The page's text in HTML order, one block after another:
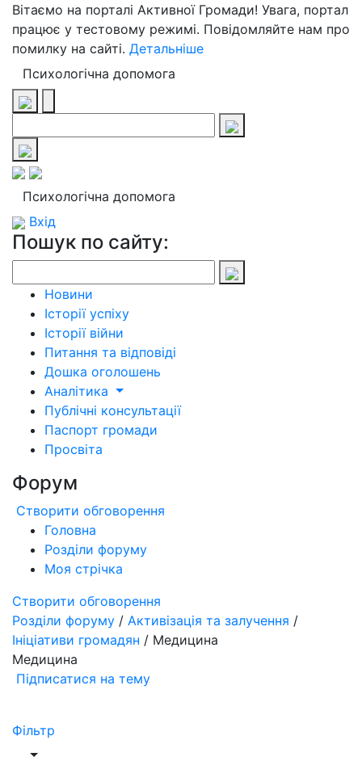
Вітаємо на порталі Активної Громади! Увага, портал
працює у тестовому режимі. Повідомляйте нам про
помилку на сайті. Детальніше
Психологічна допомога
Психологічна допомога
Вхід
Пошук по сайту:
Новини
Історії успіху
Історії війни
Питання та відповіді
Дошка оголошень
Аналітика
Публічні консультації
Паспорт громади
Просвіта
Форум
Створити обговорення
Головна
Розділи форуму
Моя стрічка
Створити обговорення
Розділи форуму / Активізація та залучення /
Ініціативи громадян / Медицина
Медицина
Підписатися на тему
Фільтр